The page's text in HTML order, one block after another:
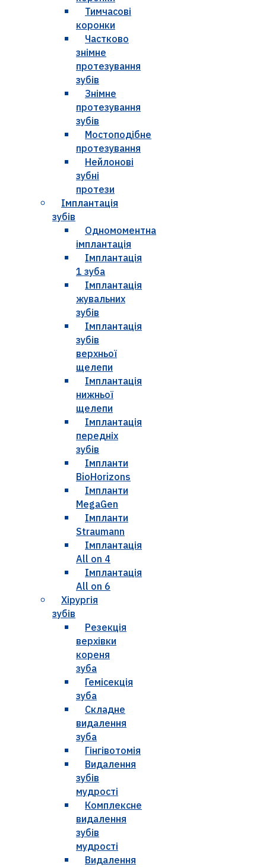
Тимчасові
коронки
Частково
знімне
протезування
зубів
Знімне
протезування
зубів
Мостоподібне
протезування
Нейлонові
зубні
протези
Імплантація
зубів
Одномоментна
імплантація
Імплантація
1 зуба
Імплантація
жувальних
зубів
Імплантація
зубів
верхньої
щелепи
Імплантація
нижньої
щелепи
Імплантація
передніх
зубів
Імпланти
BioHorizons
Імпланти
MegaGen
Імпланти
Straumann
Імплантація
All on 4
Імплантація
All on 6
Хірургія
зубів
Резекція
верхівки
кореня
зуба
Гемісекція
зуба
Складне
видалення
зуба
Гінгівотомія
Видалення
зубів
мудрості
Комплексне
видалення
зубів
мудрості
Видалення